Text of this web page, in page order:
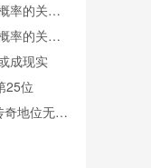
率的关联
率的关联
成现实
25位
地位无可